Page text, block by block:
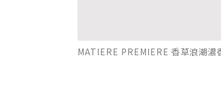
MATIERE PREMIERE 香草浪潮濃